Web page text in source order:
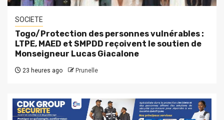
SOCIETE
Togo/Protection des personnes vulnérables :
LTPE, MAED et SMPDD reçoivent le soutien de
Monseigneur Lucas Giacalone
23 heures ago Prunelle